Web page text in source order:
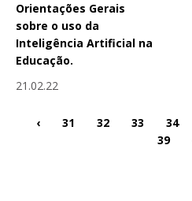
Orientações Gerais
sobre o uso da
Inteligência Artificial na
Educação.
21.02.22
‹ 31 32 33 34
39